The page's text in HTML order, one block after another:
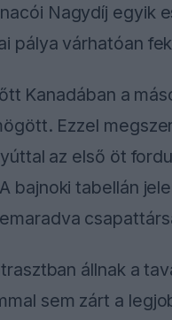
Nagydíj egyik
pálya várhatóan
Kanadában a
Ezzel
az első öt
bajnoki tabellán
állnak a
sem zárt a